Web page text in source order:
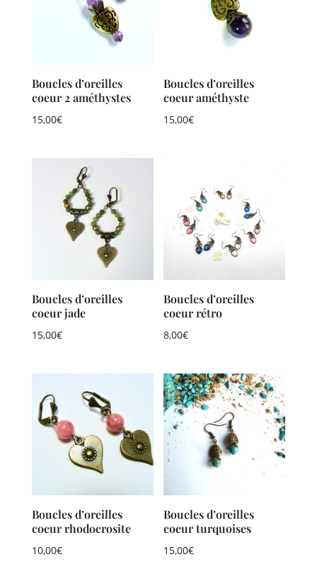
Boucles d’oreilles
coeur 2 améthystes
15,00€
Boucles d’oreilles
coeur améthyste
15,00€
Boucles d’oreilles
coeur jade
15,00€
Boucles d’oreilles
coeur rétro
8,00€
Boucles d’oreilles
coeur rhodocrosite
10,00€
Boucles d’oreilles
coeur turquoises
15,00€